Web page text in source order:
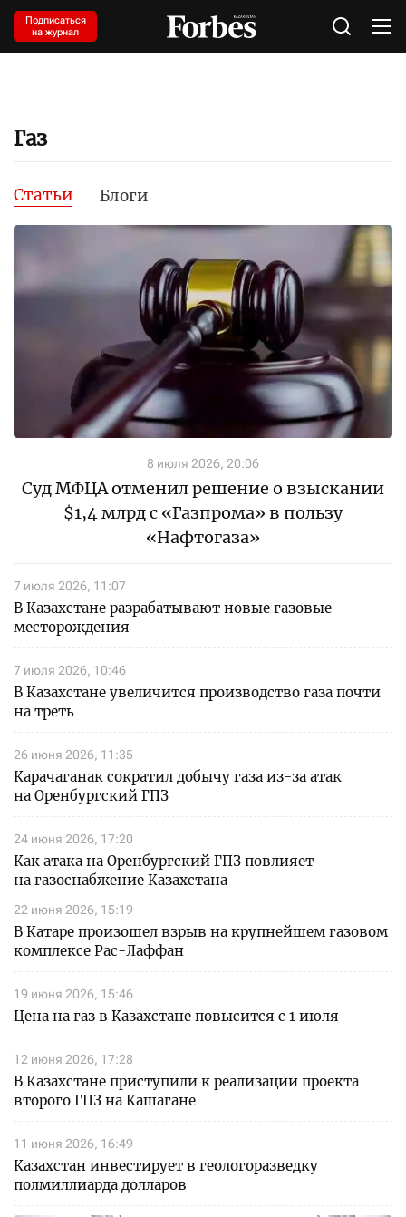
Подписаться
на журнал
Газ
Статьи Блоги
8 июля 2026, 20:06
Суд МФЦА отменил решение о взыскании
$1,4 млрд с «Газпрома» в пользу
«Нафтогаза»
7 июля 2026, 11:07
В Казахстане разрабатывают новые газовые
месторождения
7 июля 2026, 10:46
В Казахстане увеличится производство газа почти
на треть
26 июня 2026, 11:35
Карачаганак сократил добычу газа из-за атак
на Оренбургский ГПЗ
24 июня 2026, 17:20
Как атака на Оренбургский ГПЗ повлияет
на газоснабжение Казахстана
22 июня 2026, 15:19
В Катаре произошел взрыв на крупнейшем газовом
комплексе Рас-Лаффан
19 июня 2026, 15:46
Цена на газ в Казахстане повысится с 1 июля
12 июня 2026, 17:28
В Казахстане приступили к реализации проекта
второго ГПЗ на Кашагане
11 июня 2026, 16:49
Казахстан инвестирует в геологоразведку
полмиллиарда долларов